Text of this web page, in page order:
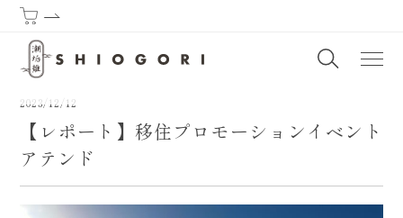
潮垢離からはじまる熊野古道 | SHIOGORI (Purification by the
2023/12/12
【レポート】移住プロモーションイベント
アテンド